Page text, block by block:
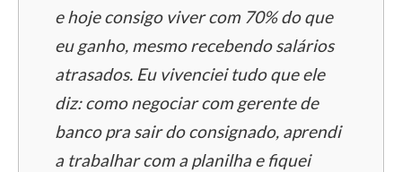
e hoje consigo viver com 70% do que
eu ganho, mesmo recebendo salários
atrasados. Eu vivenciei tudo que ele
diz: como negociar com gerente de
banco pra sair do consignado, aprendi
a trabalhar com a planilha e fiquei